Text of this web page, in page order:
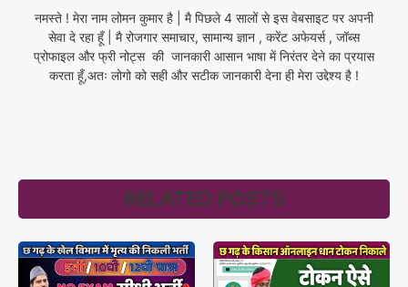
नमस्ते ! मेरा नाम लोमन कुमार है | मै पिछले 4 सालों से इस वेबसाइट पर अपनी
सेवा दे रहा हूँ | मै रोजगार समाचार, सामान्य ज्ञान , करेंट अफेयर्स , जॉब्स
प्रोफाइल और फ्री नोट्स की जानकारी आसान भाषा में निरंतर देने का प्रयास
करता हूँ,अतः लोगो को सही और सटीक जानकारी देना ही मेरा उद्देश्य है !
RELATED POSTS